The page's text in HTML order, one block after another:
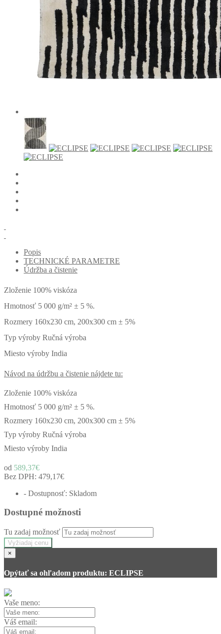
Popis
TECHNICKÉ PARAMETRE
Údržba a čistenie
Zloženie 100% viskóza
Hmotnosť 5 000 g/m² ± 5 %.
Rozmery 160x230 cm, 200x300 cm ± 5%
Typ výroby Ručná výroba
Miesto výroby India
Návod na údržbu a čistenie nájdete tu:
Zloženie 100% viskóza
Hmotnosť 5 000 g/m² ± 5 %.
Rozmery 160x230 cm, 200x300 cm ± 5%
Typ výroby Ručná výroba
Miesto výroby India
od 589,37€
Bez DPH: 479,17€
- Dostupnosť: Skladom
Dostupné možnosti
Tu zadaj možnosť
Vyžiadaj cenu
×
Opýtať sa ohľadom produktu: ECLIPSE
Vaše meno:
Váš email: